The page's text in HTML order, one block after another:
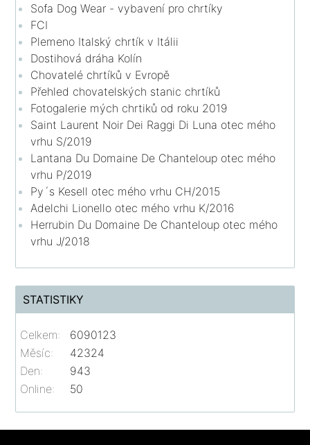
Sofa Dog Wear - vybavení pro chrtíky
FCI
Plemeno Italský chrtík v Itálii
Dostihová dráha Kolín
Chovatelé chrtíků v Evropě
Přehled chovatelských stanic chrtíků
Fotogalerie mých chrtiků od roku 2019
Saint Laurent Noir Dei Raggi Di Luna otec mého
vrhu S/2019
Lantana Du Domaine De Chanteloup otec mého
vrhu P/2019
Py´s Kesell otec mého vrhu CH/2015
Adelchi Lionello otec mého vrhu K/2016
Herrubin Du Domaine De Chanteloup otec mého
vrhu J/2018
STATISTIKY
Online: 50
Celkem:
6090123
Měsíc:
42324
Den:
943